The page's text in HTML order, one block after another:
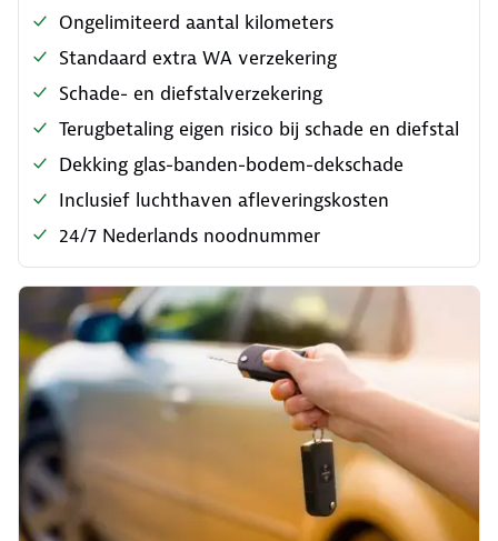
Ongelimiteerd aantal kilometers
Standaard extra WA verzekering
Schade- en diefstalverzekering
Terugbetaling eigen risico bij schade en diefstal
Dekking glas-banden-bodem-dekschade
Inclusief luchthaven afleveringskosten
24/7 Nederlands noodnummer